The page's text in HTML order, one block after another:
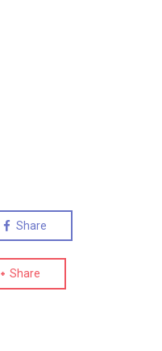
Share
Share